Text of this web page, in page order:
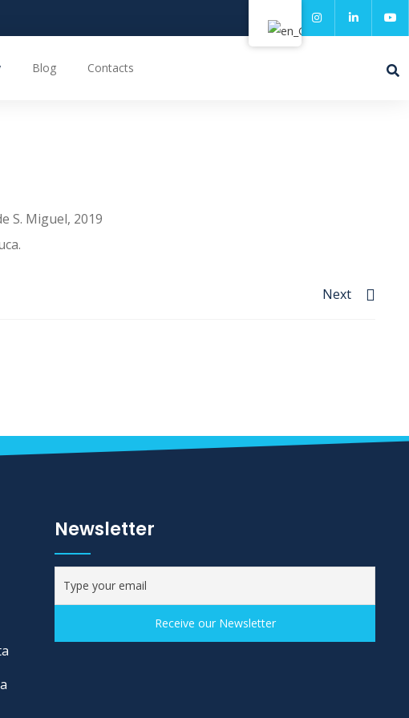
Blog Contacts
S. Miguel, 2019
Next
Newsletter